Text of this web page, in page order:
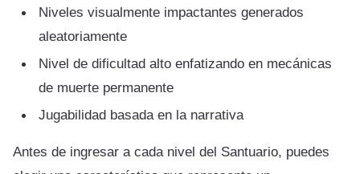
Niveles visualmente impactantes generados
aleatoriamente
Nivel de dificultad alto enfatizando en mecánicas
de muerte permanente
Jugabilidad basada en la narrativa
Antes de ingresar a cada nivel del Santuario, puedes